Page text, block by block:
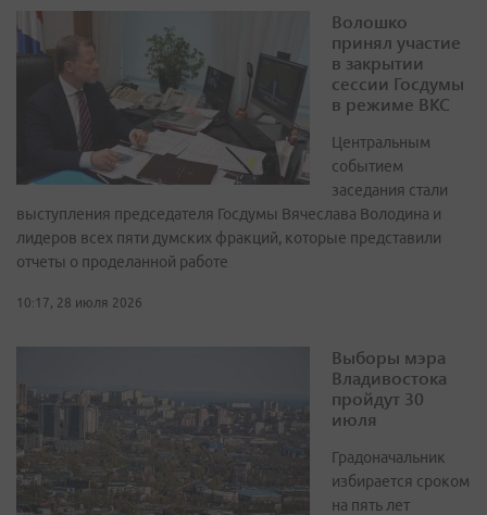
Волошко
принял участие
в закрытии
сессии Госдумы
в режиме ВКС
Центральным
событием
заседания стали
выступления председателя Госдумы Вячеслава Володина и
лидеров всех пяти думских фракций, которые представили
отчеты о проделанной работе
10:17, 28 июля 2026
Выборы мэра
Владивостока
пройдут 30
июля
Градоначальник
избирается сроком
на пять лет